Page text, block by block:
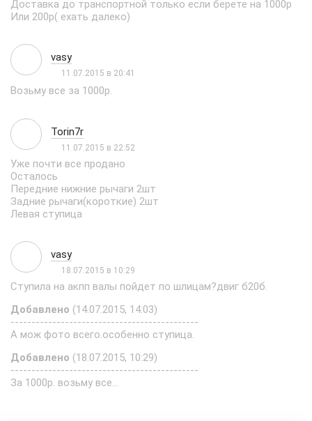
Доставка до транспортной только если берете на 1000р
Или 200р( ехать далеко)
vasy
11.07.2015 в 20:41
Возьму все за 1000р.
Torin7r
11.07.2015 в 22:52
Уже почти все продано
Осталось
Передние нижние рычаги 2шт
Задние рычаги(короткие) 2шт
Левая ступица
vasy
18.07.2015 в 10:29
Ступила на акпп валы пойдет по шлицам?двиг б20б.
Добавлено (14.07.2015, 14:03)
---------------------------------------------
А мож фото всего.особенно ступица.
Добавлено (18.07.2015, 10:29)
---------------------------------------------
За 1000р. возьму все...